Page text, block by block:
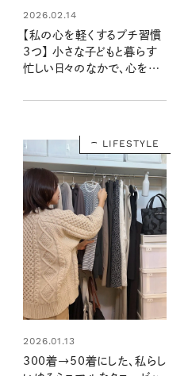
2026.02.14
【私の心を軽くするプチ習慣
3つ】 小さな子どもと暮らす
忙しい日々のなかで、心を整
LIFESTYLE
2026.01.13
300着→50着にした、私らし